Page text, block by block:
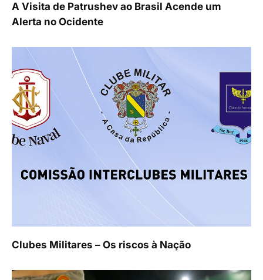
A Visita de Patrushev ao Brasil Acende um
Alerta no Ocidente
Clubes Militares – Os riscos à Nação